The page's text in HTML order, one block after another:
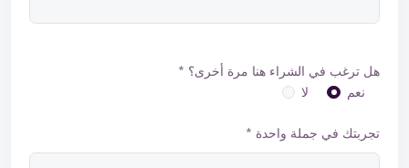
هل ترغب في الشراء هنا مرة أخرى؟ *
نعم
لا
تجربتك في جملة واحدة *